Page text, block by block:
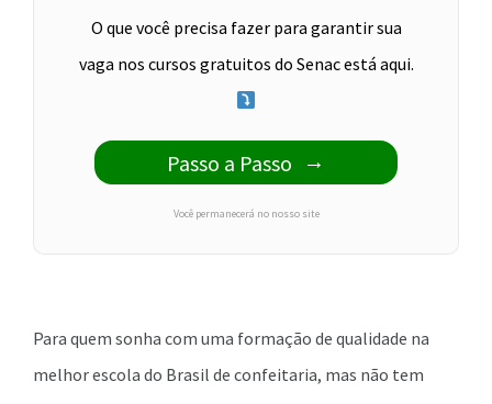
O que você precisa fazer para garantir sua
vaga nos cursos gratuitos do Senac está aqui.
Passo a Passo
Você permanecerá no nosso site
Para quem sonha com uma formação de qualidade na
melhor escola do Brasil de confeitaria, mas não tem